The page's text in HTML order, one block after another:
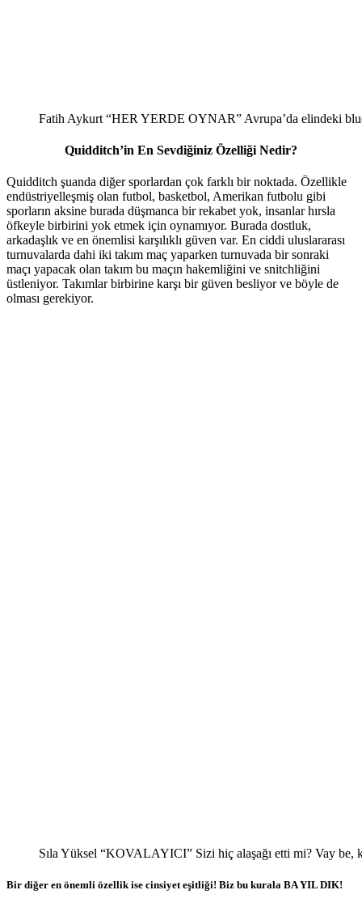
Fatih Aykurt “HER YERDE OYNAR” Avrupa’da elindeki
Quidditch’in En Sevdiğiniz Özelliği Nedir?
Quidditch şuanda diğer sporlardan çok farklı bir noktada. Özellikle
endüstriyelleşmiş olan futbol, basketbol, Amerikan futbolu gibi
sporların aksine burada düşmanca bir rekabet yok, insanlar hırsla
öfkeyle birbirini yok etmek için oynamıyor. Burada dostluk,
arkadaşlık ve en önemlisi karşılıklı güven var. En ciddi uluslararası
turnuvalarda dahi iki takım maç yaparken turnuvada bir sonraki
maçı yapacak olan takım bu maçın hakemliğini ve snitchliğini
üstleniyor. Takımlar birbirine karşı bir güven besliyor ve böyle de
olması gerekiyor.
Sıla Yüksel “KOVALAYICI” Sizi hiç alaşağı etti mi? Vay be,
Bir diğer en önemli özellik ise cinsiyet eşitliği! Biz bu kurala BA YIL DIK!